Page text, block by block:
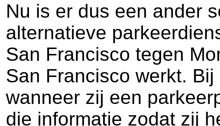
Nu is er dus een ander
alternatieve
San Francisco tegen
San Francisco werkt.
wanneer zij een
die informatie zodat zij